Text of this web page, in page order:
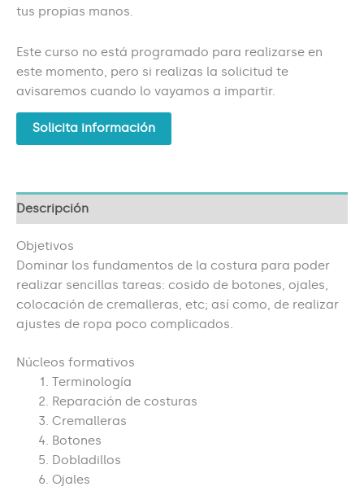
tus propias manos.
Este curso no está programado para realizarse en
este momento, pero si realizas la solicitud te
avisaremos cuando lo vayamos a impartir.
Solicita información
Descripción
Objetivos
Dominar los fundamentos de la costura para poder
realizar sencillas tareas: cosido de botones, ojales,
colocación de cremalleras, etc; así como, de realizar
ajustes de ropa poco complicados.
Núcleos formativos
Terminología
Reparación de costuras
Cremalleras
Botones
Dobladillos
Ojales